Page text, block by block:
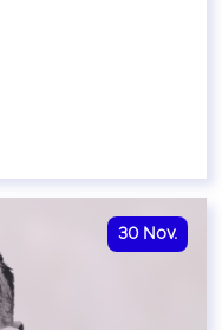
30 Nov.